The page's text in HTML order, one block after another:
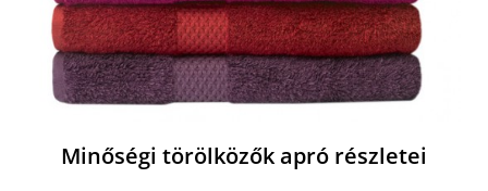
Minőségi törölközők apró részletei